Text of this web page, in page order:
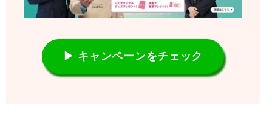
▶ キャンペーンをチェック